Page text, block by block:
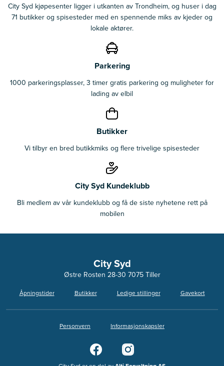
City Syd kjøpesenter ligger i utkanten av Trondheim, og huser i dag
71 butikker og spisesteder med en spennende miks av kjeder og
lokale aktører.
Parkering
1000 parkeringsplasser, 3 timer gratis parkering og muligheter for
lading av elbil
Butikker
Vi tilbyr en bred butikkmiks og flere trivelige spisesteder
City Syd Kundeklubb
Bli medlem av vår kundeklubb og få de siste nyhetene rett på
mobilen
City Syd
Østre Rosten 28-30 7075 Tiller
Åpningstider Butikker Ledige stillinger Gavekort
Personvern Informasjonskapsler